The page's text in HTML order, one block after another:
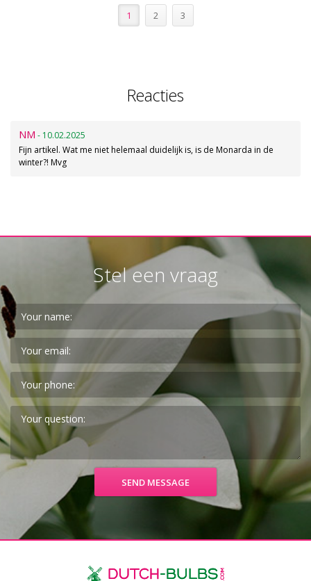
1 2 3
Reacties
NM - 10.02.2025
Fijn artikel. Wat me niet helemaal duidelijk is, is de Monarda in de
winter?! Mvg
Stel een vraag